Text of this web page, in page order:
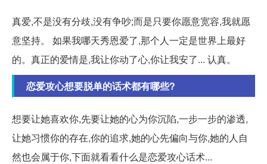
真爱,不是没有分歧,没有争吵;而是只要你愿意宽容,我就愿
意坚持。 如果我哪天秀恩爱了,那个人一定是世界上最好
的。真正的爱情是,我让你动了心,你让我安了... 认真。
恋爱攻心想要脱单的话术都有哪些?
想要让她喜欢你,先要让她的心为你沉陷,一步一步的渗透,
让她习惯你的存在,你的追求,她的心先偏向与你,她的人自
然也会属于你,下面就看看什么是恋爱攻心话术...